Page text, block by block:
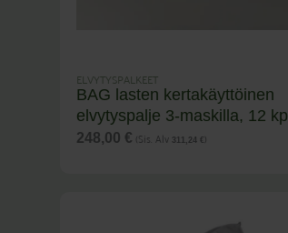
ELVYTYSPALKEET
BAG lasten kertakäyttöinen
elvytyspalje 3-maskilla, 12 kpl
248,00€ (Sis. Alv 311,24 € )